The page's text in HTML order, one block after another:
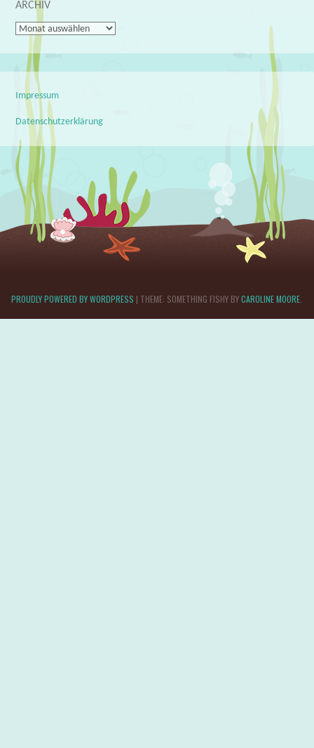
ARCHIV
Archiv
Impressum
Datenschutzerklärung
PROUDLY POWERED BY WORDPRESS | THEME: SOMETHING FISHY BYCAROLINE MOORE